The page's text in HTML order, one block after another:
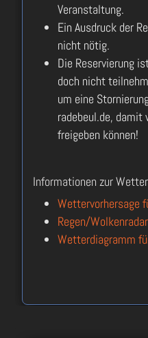
Veranstaltung.
Ein Ausdruck der
nicht nötig.
Die Reservierung
doch nicht
um eine
radebeul.de,
freigeben können!
Informationen zur
Wettervorhersage
Regen/
Wetterdiagramm